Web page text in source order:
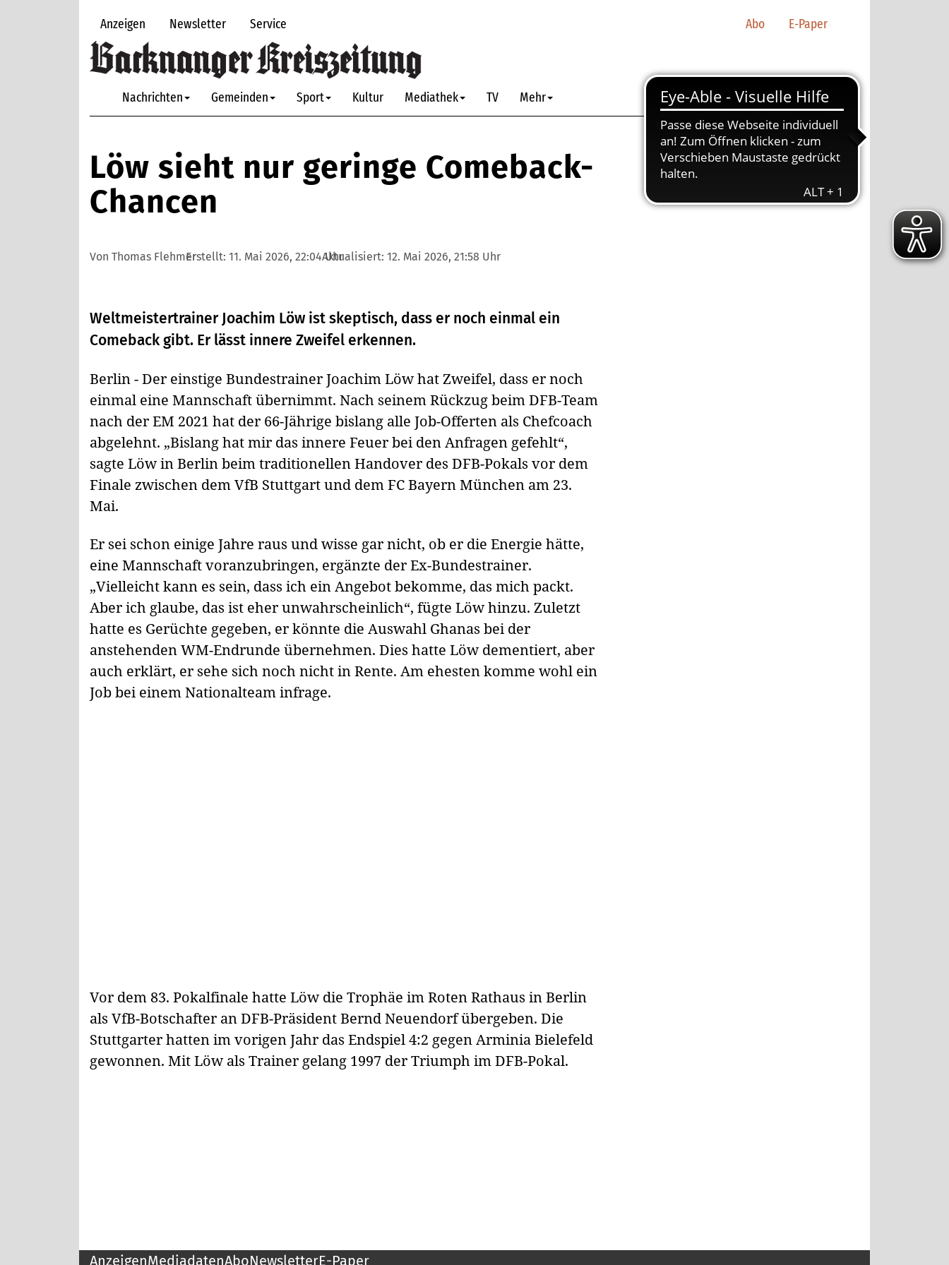
Anzeigen Newsletter Service Abo E-Paper
Nachrichten Gemeinden Sport Kultur Mediathek TV Mehr
Löw sieht nur geringe Comeback-
Chancen
Von Thomas FlehmerErstellt: 11. Mai 2026, 22:04 UhrAktualisiert: 12. Mai 2026, 21:58 Uhr
Weltmeistertrainer Joachim Löw ist skeptisch, dass er noch einmal ein
Comeback gibt. Er lässt innere Zweifel erkennen.
Berlin - Der einstige Bundestrainer Joachim Löw hat Zweifel, dass er noch
einmal eine Mannschaft übernimmt. Nach seinem Rückzug beim DFB-Team
nach der EM 2021 hat der 66-Jährige bislang alle Job-Offerten als Chefcoach
abgelehnt. „Bislang hat mir das innere Feuer bei den Anfragen gefehlt“,
sagte Löw in Berlin beim traditionellen Handover des DFB-Pokals vor dem
Finale zwischen dem VfB Stuttgart und dem FC Bayern München am 23.
Mai.
Er sei schon einige Jahre raus und wisse gar nicht, ob er die Energie hätte,
eine Mannschaft voranzubringen, ergänzte der Ex-Bundestrainer.
„Vielleicht kann es sein, dass ich ein Angebot bekomme, das mich packt.
Aber ich glaube, das ist eher unwahrscheinlich“, fügte Löw hinzu. Zuletzt
hatte es Gerüchte gegeben, er könnte die Auswahl Ghanas bei der
anstehenden WM-Endrunde übernehmen. Dies hatte Löw dementiert, aber
auch erklärt, er sehe sich noch nicht in Rente. Am ehesten komme wohl ein
Job bei einem Nationalteam infrage.
Vor dem 83. Pokalfinale hatte Löw die Trophäe im Roten Rathaus in Berlin
als VfB-Botschafter an DFB-Präsident Bernd Neuendorf übergeben. Die
Stuttgarter hatten im vorigen Jahr das Endspiel 4:2 gegen Arminia Bielefeld
gewonnen. Mit Löw als Trainer gelang 1997 der Triumph im DFB-Pokal.
AnzeigenMediadatenAboNewsletterE-Paper